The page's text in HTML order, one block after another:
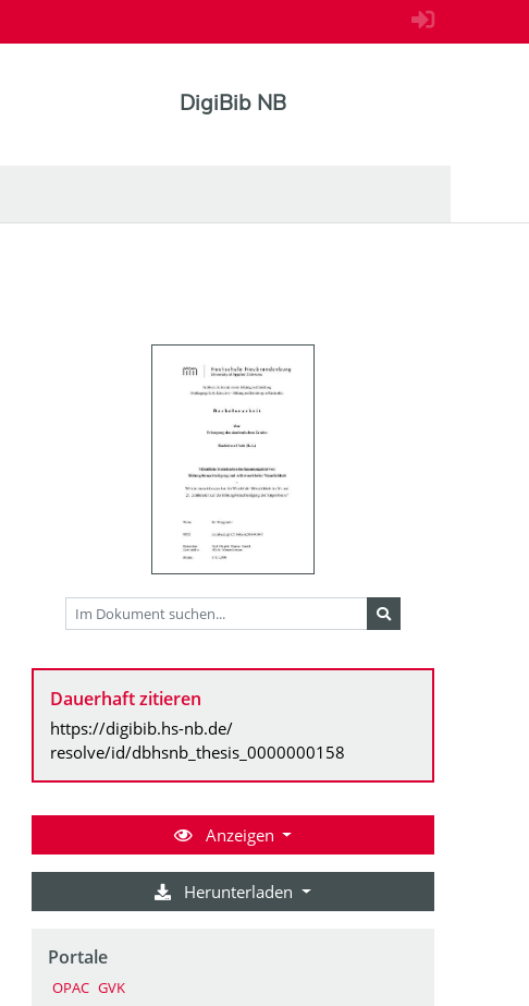
DigiBib NB
Dauerhaft zitieren
https://digibib.hs-nb.de/
resolve/id/dbhsnb_thesis_0000000158
Anzeigen
Herunterladen
Portale
OPAC GVK